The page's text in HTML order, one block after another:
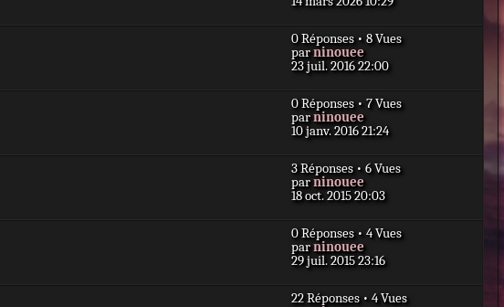
a
e
r
e
s
s
a
e
i
e
r
e
s
s
a
e
0 Réponses • 8 Vues
D
e
i
e
r
e
s
s
a
e
parninouee
23 juil. 2016 22:00
0 Réponses • 7 Vues
D
e
i
e
r
e
s
s
a
e
parninouee
10 janv. 2016 21:24
3 Réponses • 6 Vues
D
e
i
e
r
e
parninouee
18 oct. 2015 20:03
0 Réponses • 4 Vues
D
e
i
parninouee
29 juil. 2015 23:16
22 Réponses • 4 Vues